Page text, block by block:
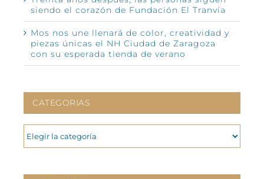
siendo el corazón de Fundación El Tranvía
Mos nos une llenará de color, creatividad y
piezas únicas el NH Ciudad de Zaragoza
con su esperada tienda de verano
CATEGORIAS
CATEGORIAS